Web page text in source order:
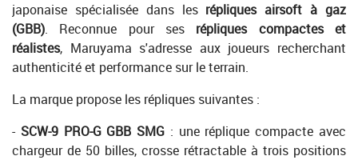
japonaise spécialisée dans lesrépliques airsoft à gaz
(GBB). Reconnue pour ses répliques compactes et
réalistes, Maruyama s'adresse aux joueurs recherchant
authenticité et performance sur le terrain.
La marque propose les répliques suivantes :
- SCW-9 PRO-G GBB SMG : une réplique compacte avec
chargeur de 50 billes, crosse rétractable à trois positions